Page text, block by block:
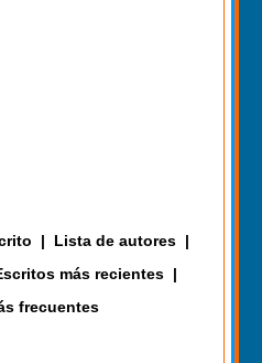
| Lista de autores |
más recientes |
frecuentes